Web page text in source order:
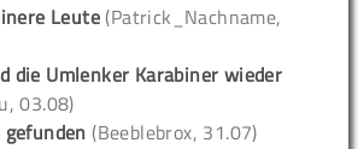
Leute (Patrick_Nachname,
die Umlenker Karabiner wieder
03.08)
(Beeblebrox, 31.07)